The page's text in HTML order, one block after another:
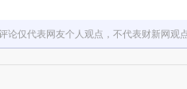
论仅代表网友个人观点，不代表财新网观